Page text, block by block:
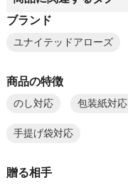
ブランド
ユナイテッドアローズ
商品の特徴
のし対応 包装紙対応
手提げ袋対応
贈る相手